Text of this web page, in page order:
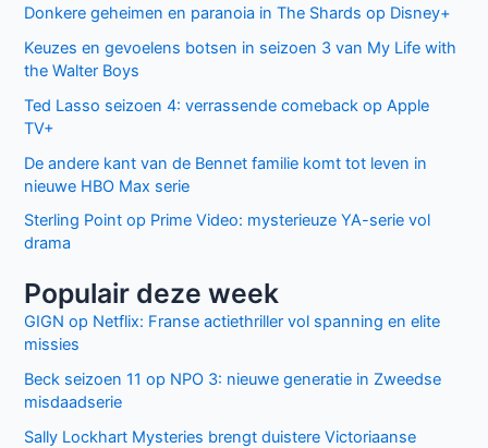
Donkere geheimen en paranoia in The Shards op Disney+
Keuzes en gevoelens botsen in seizoen 3 van My Life with
the Walter Boys
Ted Lasso seizoen 4: verrassende comeback op Apple
TV+
De andere kant van de Bennet familie komt tot leven in
nieuwe HBO Max serie
Sterling Point op Prime Video: mysterieuze YA-serie vol
drama
Populair deze week
GIGN op Netflix: Franse actiethriller vol spanning en elite
missies
Beck seizoen 11 op NPO 3: nieuwe generatie in Zweedse
misdaadserie
Sally Lockhart Mysteries brengt duistere Victoriaanse